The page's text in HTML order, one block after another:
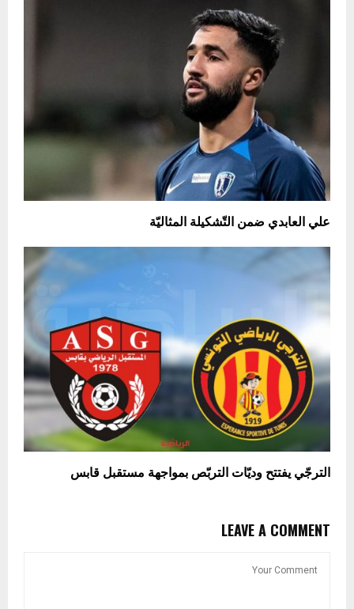
علي العابدي ضمن التّشكيلة المثاليّة
الترجّي يفتتح وديّات التربّص بمواجهة مستقبل قابس
LEAVE A COMMENT